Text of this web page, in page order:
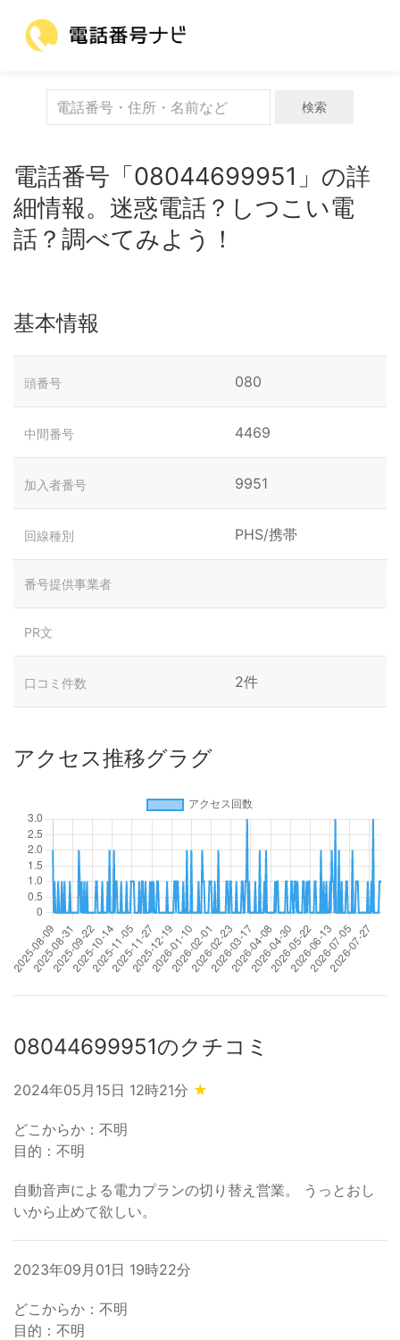
検索
電話番号「08044699951」の詳
細情報。迷惑電話？しつこい電
話？調べてみよう！
基本情報
頭番号 080
中間番号 4469
加入者番号 9951
回線種別 PHS/携帯
番号提供事業者
PR文
口コミ件数 2件
アクセス推移グラグ
08044699951のクチコミ
2024年05月15日 12時21分 ★
どこからか：不明
目的：不明
自動音声による電力プランの切り替え営業。 うっとおし
いから止めて欲しい。
2023年09月01日 19時22分
どこからか：不明
目的：不明